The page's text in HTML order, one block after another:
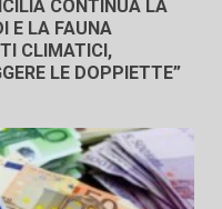
CONTINUA LA
E LA FAUNA
CLIMATICI,
LE DOPPIETTE”